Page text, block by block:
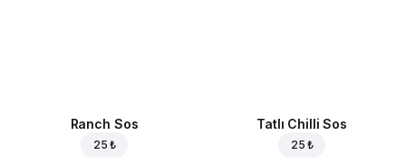
Ranch Sos
25 ₺
Tatlı Chilli Sos
25 ₺